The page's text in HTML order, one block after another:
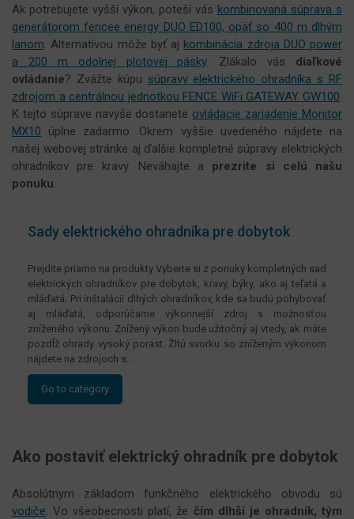
Ak potrebujete vyšší výkon, poteší vás kombinovaná súprava s
generátorom fencee energy DUO ED100, opäť so 400 m dlhým
lanom. Alternatívou môže byť aj kombinácia zdroja DUO power
a 200 m odolnej plotovej pásky. Zlákalo vás diaľkové
ovládanie? Zvážte kúpu súpravy elektrického ohradníka s RF
zdrojom a centrálnou jednotkou FENCE WiFi GATEWAY GW100.
K tejto súprave navyše dostanete ovládacie zariadenie Monitor
MX10 úplne zadarmo. Okrem vyššie uvedeného nájdete na
našej webovej stránke aj ďalšie kompletné súpravy elektrických
ohradníkov pre kravy. Neváhajte a prezrite si celú našu
ponuku.
Sady elektrického ohradníka pre dobytok
Prejdite priamo na produkty Vyberte si z ponuky kompletných sad
elektrických ohradníkov pre dobytok, kravy, býky, ako aj teľatá a
mláďatá. Pri inštalácii dlhých ohradníkov, kde sa budú pohybovať
aj mláďatá, odporúčame výkonnejší zdroj s možnosťou
zníženého výkonu. Znížený výkon bude užitočný aj vtedy, ak máte
pozdĺž ohrady vysoký porast. Žltú svorku so zníženým výkonom
nájdete na zdrojoch s…
Go to category
Ako postaviť elektrický ohradník pre dobytok
Absolútnym základom funkčného elektrického obvodu sú
vodiče. Vo všeobecnosti platí, že čím dlhší je ohradník, tým